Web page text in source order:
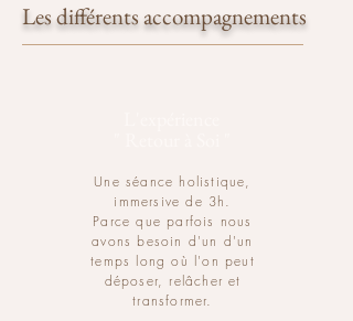
Les différents accompagnements
Une séance holistique,
immersive de 3h.
Parce que parfois nous
avons besoin d'un d'un
temps long où l'on peut
déposer, relâcher et
transformer.